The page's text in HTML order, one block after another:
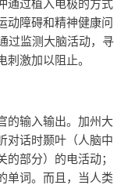
通过植入电极的方式
动障碍和精神健康问
过监测大脑活动，寻
激加以阻止。
的输入输出。加州大
对话时颞叶（人脑中
部分）的电活动；
单词。而且，当人类